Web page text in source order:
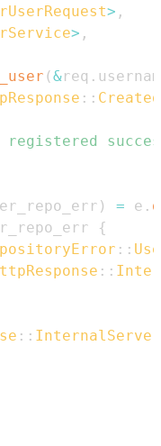
> ,
> ,
(&req .
:: Created
registered
) = e .
{
::
::
::